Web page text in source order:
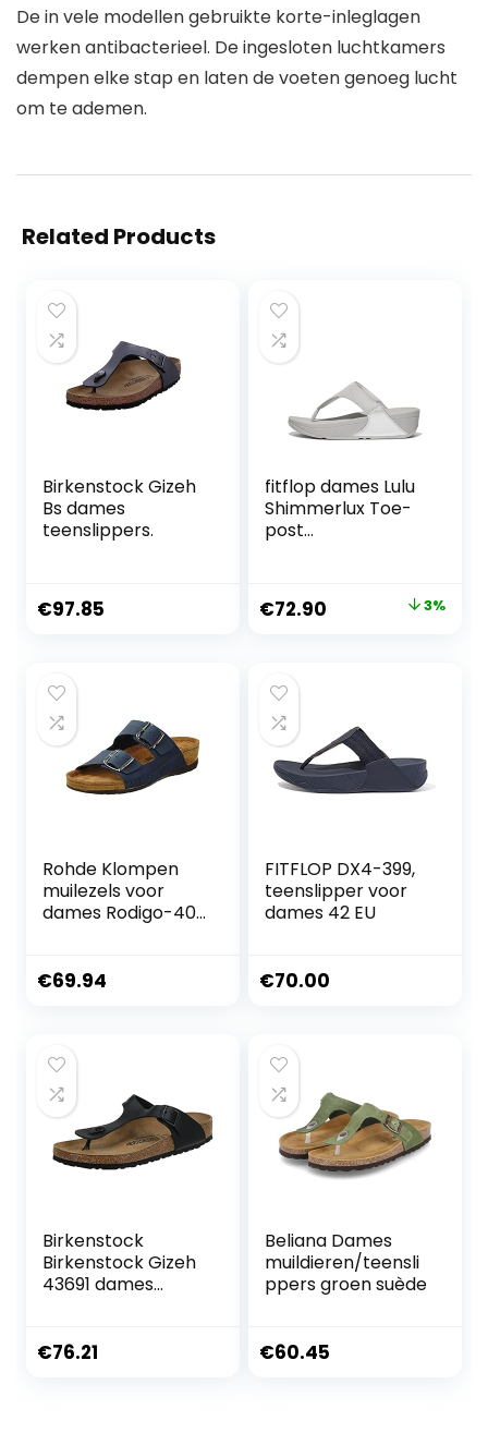
De in vele modellen gebruikte korte-inleglagen
werken antibacterieel. De ingesloten luchtkamers
dempen elke stap en laten de voeten genoeg lucht
om te ademen.
Related Products
Birkenstock Gizeh
Bs dames
teenslippers.
€97.85
fitflop dames Lulu
Shimmerlux Toe-
post
Original
€75.00.
€72.90 3%
Rohde Klompen
muilezels voor
dames Rodigo-40
€69.94
FITFLOP DX4-399,
teenslipper voor
dames 42 EU
€70.00
Birkenstock
Birkenstock Gizeh
43691 dames
€76.21
Beliana Dames
muildieren/teensli
ppers groen suède
€60.45